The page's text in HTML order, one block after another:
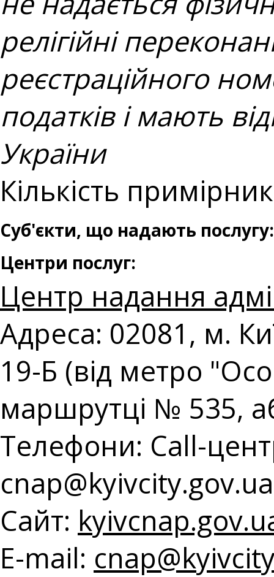
релігійні
реєстраційного
податків і мають
України
Кількість
Суб'єкти, що надають послугу:
Центри послуг:
Центр надання
Адреса: 02081, м.
19-Б (від метро
маршрутці № 535,
Телефони: Call-
сnap@kyivcity.gov.ua
Сайт:
E-mail: с